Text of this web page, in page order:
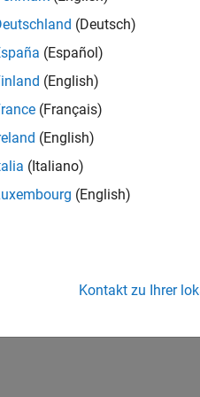
including Cortex-A, -R, -M.
fast code performance.
and floating-point data
and CMSIS libraries
numerical result comparison
with BeagleBone Black
(Deutsch)
(Español)
(English)
(Français)
(English)
(Italiano)
(English)
Kontakt zu Ihrer